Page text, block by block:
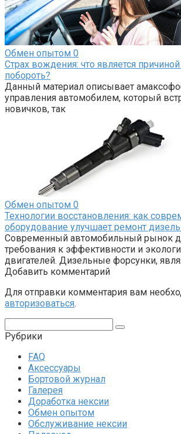
Обмен опытом 0
Страх вождения: что является
побороть?
Данный материал описывает
управления автомобилем, который
новичков, так
Обмен опытом 0
Технологии восстановления: как
оборудование улучшает ремонт
Современный автомобильный рынок
требования к эффективности и
двигателей. Дизельные форсунки,
Добавить комментарий
Для отправки комментария вам
авторизоваться.
Рубрики
FAQ
Аксессуары
Бортовой журнал
Галерея
Доработка нексии
Обмен опытом
Обслуживание нексии